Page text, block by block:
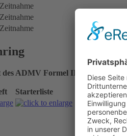
ADMV Formel III
Starterliste